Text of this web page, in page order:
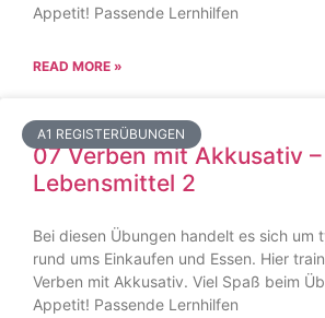
Appetit! Passende Lernhilfen
READ MORE »
A1 REGISTERÜBUNGEN
07 Verben mit Akkusativ –
Lebensmittel 2
Bei diesen Übungen handelt es sich um
rund ums Einkaufen und Essen. Hier
Verben mit Akkusativ. Viel Spaß beim
Appetit! Passende Lernhilfen